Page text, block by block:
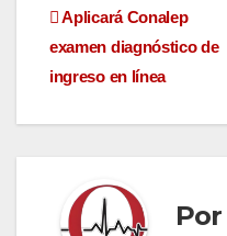
Navegación
de
entradas
Aplicará Conalep
examen diagnóstico de
ingreso en línea
Por